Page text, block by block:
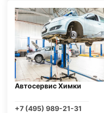
Автосервис Химки
+7 (495) 989-21-31